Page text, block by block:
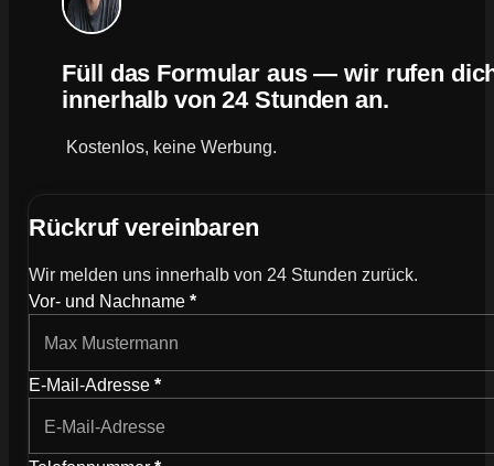
Rückruf vereinbaren
Wir melden uns innerhalb von 24 Stunden zurück.
Wie können wir dich kontaktieren?
Vor- und Nachname *
E-Mail-Adresse *
Füll das Formular aus — wir rufen
innerhalb von 24 Stunden an.
Kostenlos, keine Werbung.